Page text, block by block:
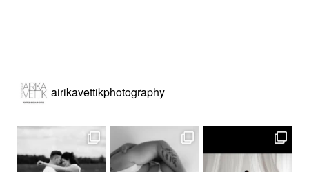
airikavettikphotography